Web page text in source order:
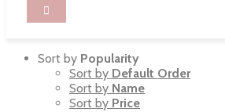
Sort by Popularity
Sort by Default Order
Sort by Name
Sort by Price